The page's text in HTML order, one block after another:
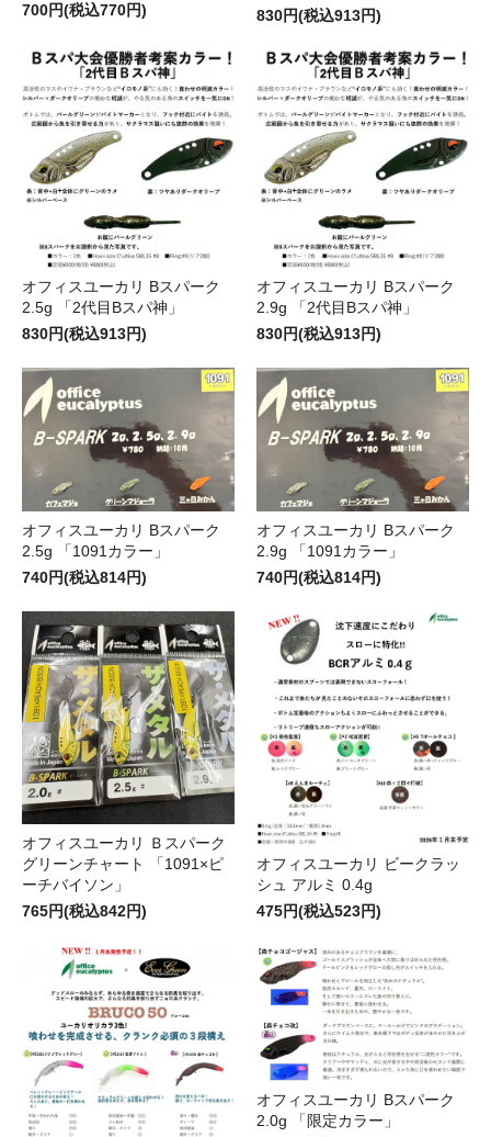
700円(税込770円)
830円(税込913円)
オフィスユーカリ Bスパーク
2.5g 「2代目Bスパ神」
830円(税込913円)
オフィスユーカリ Bスパーク
2.9g 「2代目Bスパ神」
830円(税込913円)
オフィスユーカリ Bスパーク
2.5g 「1091カラー」
740円(税込814円)
オフィスユーカリ Bスパーク
2.9g 「1091カラー」
740円(税込814円)
オフィスユーカリ Ｂスパーク
グリーンチャート 「1091×ピ
ーチバイソン」
765円(税込842円)
オフィスユーカリ ビークラッ
シュ アルミ 0.4g
475円(税込523円)
オフィスユーカリ Bスパーク
2.0g 「限定カラー」